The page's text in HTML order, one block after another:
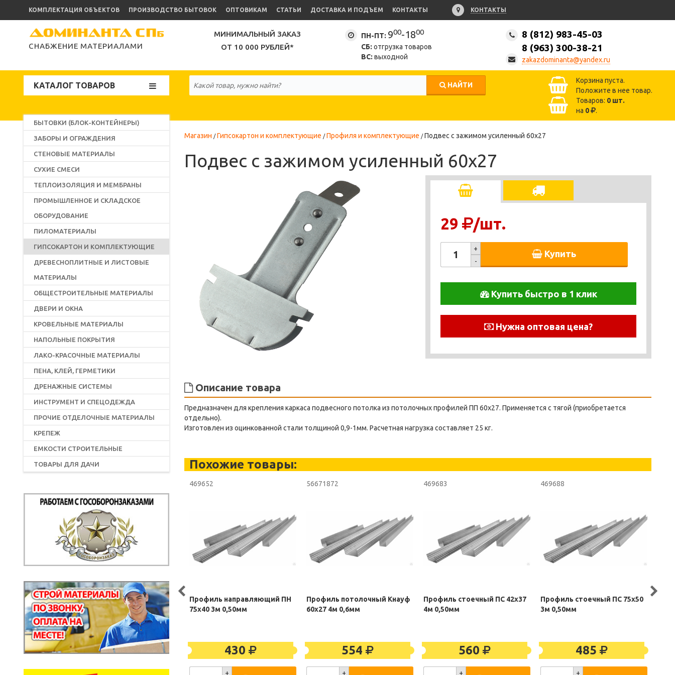
КОМПЛЕКТАЦИЯ ОБЪЕКТОВ ПРОИЗВОДСТВО БЫТОВОК ОПТОВИКАМ СТАТЬИ ДОСТАВКА И ПОДЪЕМ КОНТАКТЫ КОНТАКТЫ
СНАБЖЕНИЕ МАТЕРИАЛАМИ
МИНИМАЛЬНЫЙ ЗАКАЗ
ОТ 10 000 РУБЛЕЙ*
ПН-ПТ: 900-1800
СБ: отгрузка товаров
ВС: выходной
8 (812) 983-45-03
8 (963) 300-38-21
zakazdominanta@yandex.ru
КАТАЛОГ ТОВАРОВ НАЙТИ
Корзина пуста.
Положите в нее товар.
Товаров: 0 шт.
на 0 .
БЫТОВКИ (БЛОК-КОНТЕЙНЕРЫ)
ЗАБОРЫ И ОГРАЖДЕНИЯ
СТЕНОВЫЕ МАТЕРИАЛЫ
СУХИЕ СМЕСИ
ТЕПЛОИЗОЛЯЦИЯ И МЕМБРАНЫ
ПРОМЫШЛЕННОЕ И СКЛАДСКОЕ
ОБОРУДОВАНИЕ
ПИЛОМАТЕРИАЛЫ
ГИПСОКАРТОН И КОМПЛЕКТУЮЩИЕ
ДРЕВЕСНОПЛИТНЫЕ И ЛИСТОВЫЕ
МАТЕРИАЛЫ
ОБЩЕСТРОИТЕЛЬНЫЕ МАТЕРИАЛЫ
ДВЕРИ И ОКНА
КРОВЕЛЬНЫЕ МАТЕРИАЛЫ
НАПОЛЬНЫЕ ПОКРЫТИЯ
ЛАКО-КРАСОЧНЫЕ МАТЕРИАЛЫ
ПЕНА, КЛЕЙ, ГЕРМЕТИКИ
ДРЕНАЖНЫЕ СИСТЕМЫ
ИНСТРУМЕНТ И СПЕЦОДЕЖДА
ПРОЧИЕ ОТДЕЛОЧНЫЕ МАТЕРИАЛЫ
КРЕПЕЖ
ЕМКОСТИ СТРОИТЕЛЬНЫЕ
ТОВАРЫ ДЛЯ ДАЧИ
Магазин Гипсокартон и комплектующие Профиля и комплектующие Подвес с зажимом усиленный 60х27
Подвес с зажимом усиленный 60х27
29 /шт.
+
-
Купить
Купить быстро в 1 клик
Нужна оптовая цена?
Описание товара
Предназначен для крепления каркаса подвесного потолка из потолочных профилей ПП 60х27. Применяется с тягой (приобретается
отдельно).
Изготовлен из оцинкованной стали толщиной 0,9-1мм. Расчетная нагрузка составляет 25 кг.
Похожие товары:
469652
Профиль направляющий ПН
75х40 3м 0,50мм
430
+
56671872
Профиль потолочный Кнауф
60х27 4м 0,6мм
554
+
469683
Профиль стоечный ПС 42х37
4м 0,50мм
560
+
469688
Профиль стоечный ПС 75х50
3м 0,50мм
485
+